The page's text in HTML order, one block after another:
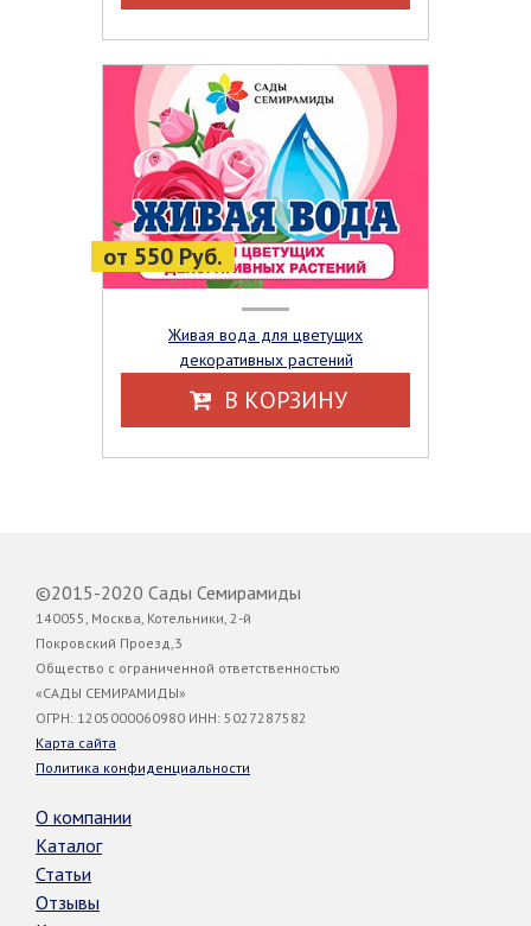
от 550 Руб.
Живая вода для цветущих
декоративных растений
В КОРЗИНУ
©2015-2020 Сады Семирамиды
140055, Москва, Котельники, 2-й
Покровский Проезд,3
Общество с ограниченной ответственностью
«САДЫ СЕМИРАМИДЫ»
ОГРН: 1205000060980 ИНН: 5027287582
Карта сайта
Политика конфиденциальности
О компании
Каталог
Статьи
Отзывы